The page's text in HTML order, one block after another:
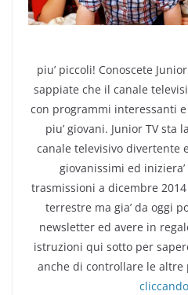
piu’ piccoli! Conoscete
sappiate che il canale
con programmi interessanti
piu’ giovani. Junior TV sta
canale televisivo divertente
giovanissimi ed
trasmissioni a dicembre
terrestre ma gia’ da oggi
newsletter ed avere in
istruzioni qui sotto per
anche di controllare le